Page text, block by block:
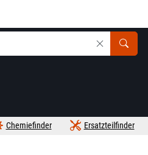
Ersatzteilfinder
Chemiefinder